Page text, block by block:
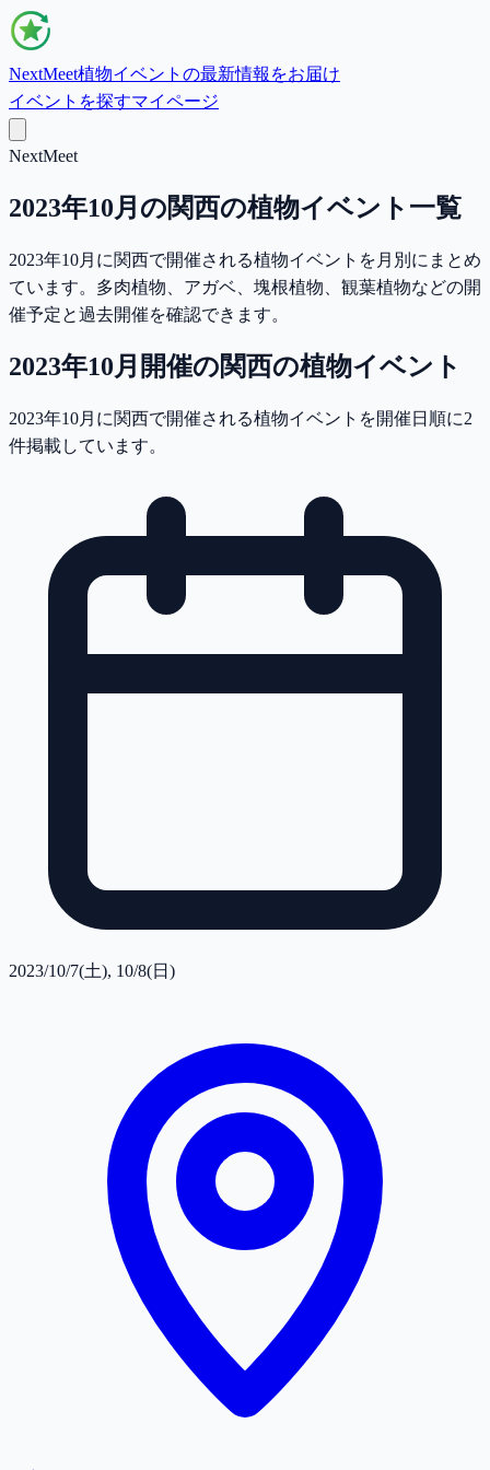
NextMeet植物イベントの最新情報をお届け
イベントを探すマイページ
NextMeet
2023年10月の関西の植物イベント一覧
2023年10月に関西で開催される植物イベントを月別にまとめ
ています。多肉植物、アガベ、塊根植物、観葉植物などの開
催予定と過去開催を確認できます。
2023年10月 開催の関西の植物イベント
2023年10月に関西で開催される植物イベントを開催日順に2
件掲載しています。
2023/10/7(土), 10/8(日)